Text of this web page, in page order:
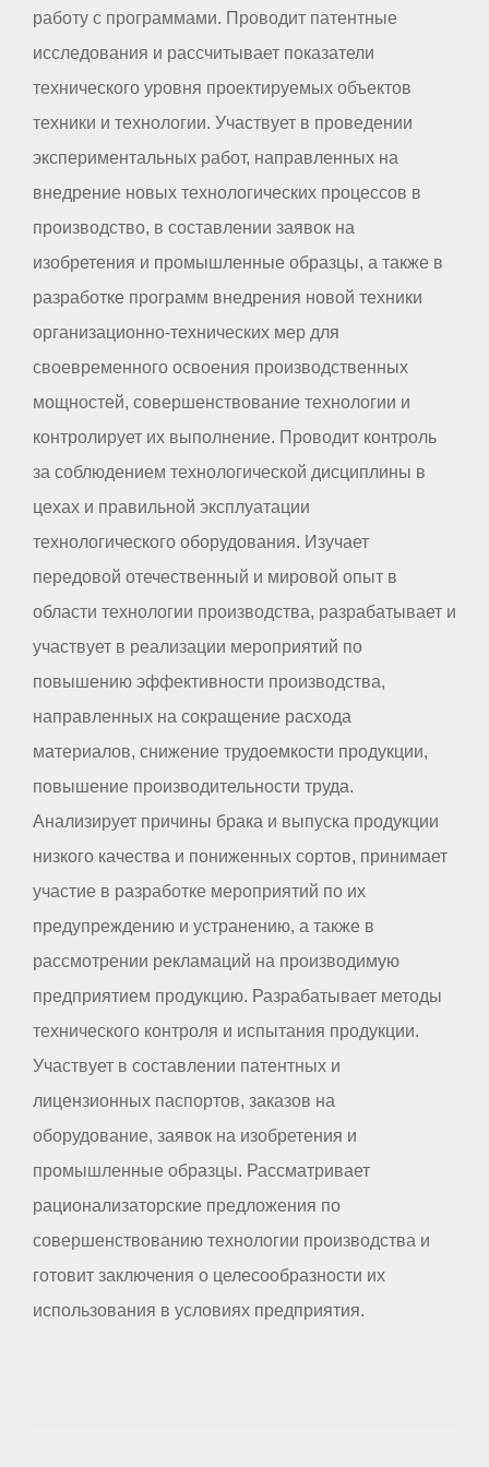
работу с программами. Проводит патентные
исследования и рассчитывает показатели
технического уровня проектируемых объектов
техники и технологии. Участвует в проведении
экспериментальных работ, направленных на
внедрение новых технологических процессов в
производство, в составлении заявок на
изобретения и промышленные образцы, а также в
разработке программ внедрения новой техники
организационно-технических мер для
своевременного освоения производственных
мощностей, совершенствование технологии и
контролирует их выполнение. Проводит контроль
за соблюдением технологической дисциплины в
цехах и правильной эксплуатации
технологического оборудования. Изучает
передовой отечественный и мировой опыт в
области технологии производства, разрабатывает и
участвует в реализации мероприятий по
повышению эффективности производства,
направленных на сокращение расхода
материалов, снижение трудоемкости продукции,
повышение производительности труда.
Анализирует причины брака и выпуска продукции
низкого качества и пониженных сортов, принимает
участие в разработке мероприятий по их
предупреждению и устранению, а также в
рассмотрении рекламаций на производимую
предприятием продукцию. Разрабатывает методы
технического контроля и испытания продукции.
Участвует в составлении патентных и
лицензионных паспортов, заказов на
оборудование, заявок на изобретения и
промышленные образцы. Рассматривает
рационализаторские предложения по
совершенствованию технологии производства и
готовит заключения о целесообразности их
использования в условиях предприятия.